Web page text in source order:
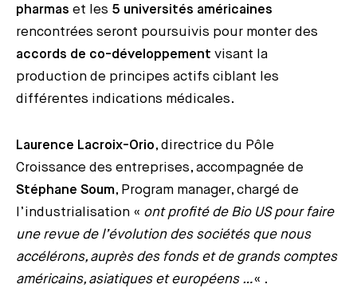
pharmas et les 5 universités américaines
rencontrées seront poursuivis pour monter des
accords de co-développement visant la
production de principes actifs ciblant les
différentes indications médicales.
Laurence Lacroix-Orio, directrice du Pôle
Croissance des entreprises, accompagnée de
Stéphane Soum, Program manager, chargé de
l’industrialisation « ont profité de Bio US pour faire
une revue de l’évolution des sociétés que nous
accélérons, auprès des fonds et de grands comptes
américains, asiatiques et européens …« .